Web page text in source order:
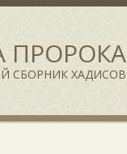
ПРОРОКА
СБОРНИК ХАДИСОВ